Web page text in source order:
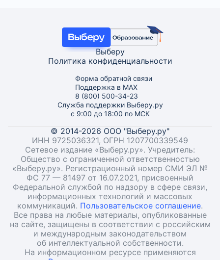
Выберу
Политика конфиденциальности
Форма обратной связи
Поддержка в MAX
8 (800) 500-34-23
Служба поддержки Выберу.ру
с 9:00 до 18:00 по МСК
© 2014-2026 ООО "Выберу.ру"
ИНН 9725036321, ОГРН 1207700339549
Сетевое издание «Выберу.ру». Учредитель:
Общество с ограниченной ответственностью
«Выберу.ру». Регистрационный номер СМИ ЭЛ №
ФС 77 — 81497 от 16.07.2021, присвоенный
Федеральной службой по надзору в сфере связи,
информационных технологий и массовых
коммуникаций. Пользовательское соглашение.
Все права на любые материалы, опубликованные
на сайте, защищены в соответствии с российским
и международным законодательством
об интеллектуальной собственности.
На информационном ресурсе применяются